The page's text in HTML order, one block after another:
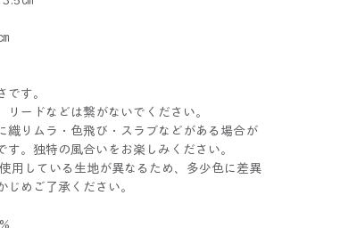
㎝
です。
ードなどは繋がないでください。
織りムラ・色飛び・スラブなどがある場合が
す。独特の風合いをお楽しみください。
用している生地が異なるため、多少色に差異
じめご了承ください。